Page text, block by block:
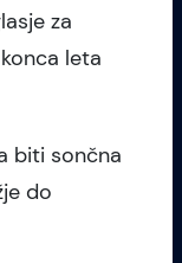
za
leta
biti sončna
do